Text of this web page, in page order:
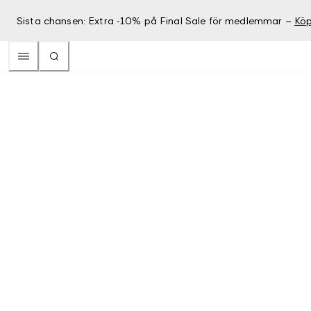
Sista chansen: Extra -10% på Final Sale för medlemmar –